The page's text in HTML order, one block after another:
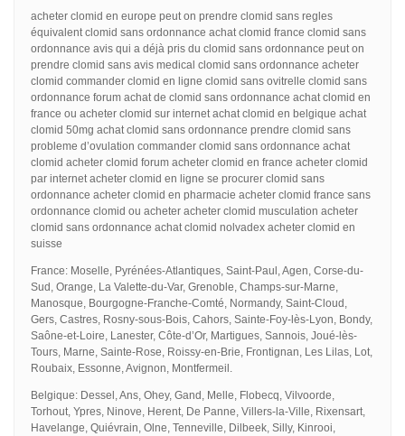
acheter clomid en europe peut on prendre clomid sans regles
équivalent clomid sans ordonnance achat clomid france clomid sans
ordonnance avis qui a déjà pris du clomid sans ordonnance peut on
prendre clomid sans avis medical clomid sans ordonnance acheter
clomid commander clomid en ligne clomid sans ovitrelle clomid sans
ordonnance forum achat de clomid sans ordonnance achat clomid en
france ou acheter clomid sur internet achat clomid en belgique achat
clomid 50mg achat clomid sans ordonnance prendre clomid sans
probleme d’ovulation commander clomid sans ordonnance achat
clomid acheter clomid forum acheter clomid en france acheter clomid
par internet acheter clomid en ligne se procurer clomid sans
ordonnance acheter clomid en pharmacie acheter clomid france sans
ordonnance clomid ou acheter acheter clomid musculation acheter
clomid sans ordonnance achat clomid nolvadex acheter clomid en
suisse
France: Moselle, Pyrénées-Atlantiques, Saint-Paul, Agen, Corse-du-
Sud, Orange, La Valette-du-Var, Grenoble, Champs-sur-Marne,
Manosque, Bourgogne-Franche-Comté, Normandy, Saint-Cloud,
Gers, Castres, Rosny-sous-Bois, Cahors, Sainte-Foy-lès-Lyon, Bondy,
Saône-et-Loire, Lanester, Côte-d’Or, Martigues, Sannois, Joué-lès-
Tours, Marne, Sainte-Rose, Roissy-en-Brie, Frontignan, Les Lilas, Lot,
Roubaix, Essonne, Avignon, Montfermeil.
Belgique: Dessel, Ans, Ohey, Gand, Melle, Flobecq, Vilvoorde,
Torhout, Ypres, Ninove, Herent, De Panne, Villers-la-Ville, Rixensart,
Havelange, Quiévrain, Olne, Tenneville, Dilbeek, Silly, Kinrooi,